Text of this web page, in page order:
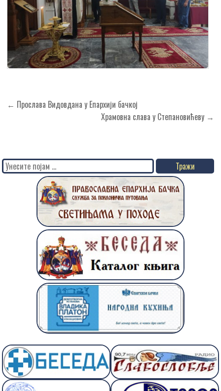
Кретање
← Прослава Видовдана у Епархији бачкој
Храмовна слава у Степановићеву →
Search
for: